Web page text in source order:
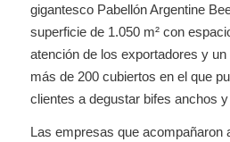
gigantesco Pabellón Argentine
superficie de 1.050 m² con
atención de los exportadores y
más de 200 cubiertos en el que
clientes a degustar bifes anchos
Las empresas que acompañaron